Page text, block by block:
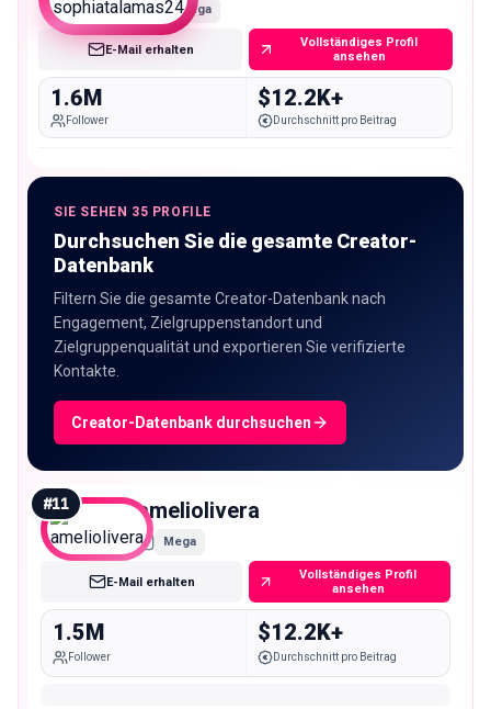
Mega
E-Mail erhalten
Vollständiges Profil
ansehen
1.6M
Follower
$12.2K+
Durchschnitt pro Beitrag
SIE SEHEN 35 PROFILE
Durchsuchen Sie die gesamte Creator-
Datenbank
Filtern Sie die gesamte Creator-Datenbank nach
Engagement, Zielgruppenstandort und
Zielgruppenqualität und exportieren Sie verifizierte
Kontakte.
Creator-Datenbank durchsuchen
#11 ameliolivera
Mega
E-Mail erhalten
Vollständiges Profil
ansehen
1.5M
Follower
$12.2K+
Durchschnitt pro Beitrag